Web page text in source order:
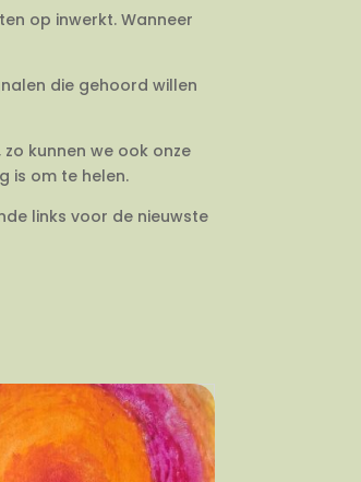
op inwerkt. Wanneer
die gehoord willen
kunnen we ook onze
is om te helen.
links voor de nieuwste